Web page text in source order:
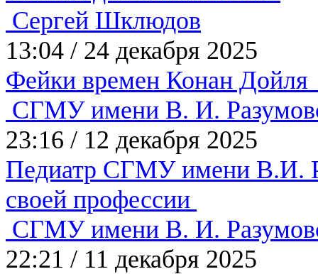
Сергей Шклюдов
13:04 / 24 декабря 2025
Фейки времен Конан
СГМУ имени В. И.
23:16 / 12 декабря 2025
Педиатр СГМУ имени В.И.
своей профессии
СГМУ имени В. И.
22:21 / 11 декабря 2025